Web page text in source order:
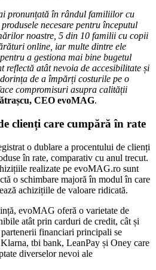
pronunțată în rândul familiilor cu
necesare pentru începutul
noastre, 5 din 10 familii cu copii
online, iar multe dintre ele
a gestiona mai bine bugetul
reflectă atât nevoia de accesibilitate și
de a împărți costurile pe o
compromisuri asupra calității
CEO evoMAG.
clienți care cumpără în rate
o dublare a procentului de clienți
în rate, comparativ cu anul trecut.
realizate pe evoMAG.ro sunt
o schimbare majoră în modul în care
achizițiile de valoare ridicată.
evoMAG oferă o varietate de
atât prin carduri de credit, cât și
financiari principali se
tbi bank, LeanPay și Oney care
diverselor nevoi ale